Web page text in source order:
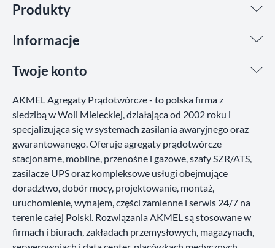
Produkty
Informacje
Twoje konto
AKMEL Agregaty Prądotwórcze - to polska firma z
siedzibą w Woli Mieleckiej, działająca od 2002 roku i
specjalizująca się w systemach zasilania awaryjnego oraz
gwarantowanego. Oferuje agregaty prądotwórcze
stacjonarne, mobilne, przenośne i gazowe, szafy SZR/ATS,
zasilacze UPS oraz kompleksowe usługi obejmujące
doradztwo, dobór mocy, projektowanie, montaż,
uruchomienie, wynajem, części zamienne i serwis 24/7 na
terenie całej Polski. Rozwiązania AKMEL są stosowane w
firmach i biurach, zakładach przemysłowych, magazynach,